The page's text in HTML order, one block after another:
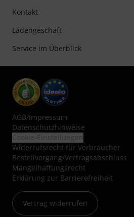
Kontakt
Ladengeschäft
Service im Überblick
AGB/Impressum
Datenschutzhinweise
Widerrufsrecht für Verbraucher
Bestellvorgang/Vertragsabschluss
Mängelhaftungsrecht
Erklärung zur Barrierefreiheit
Vertrag widerrufen